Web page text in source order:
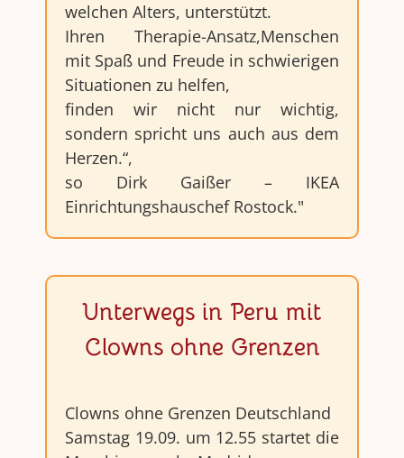
welchen Alters, unterstützt.
Ihren Therapie-Ansatz,Menschen
mit Spaß und Freude in schwierigen
Situationen zu helfen,
finden wir nicht nur wichtig,
sondern spricht uns auch aus dem
Herzen.“,
so Dirk Gaißer – IKEA
Einrichtungshauschef Rostock."
Unterwegs in Peru mit
Clowns ohne Grenzen
Clowns ohne Grenzen Deutschland
Samstag 19.09. um 12.55 startet die